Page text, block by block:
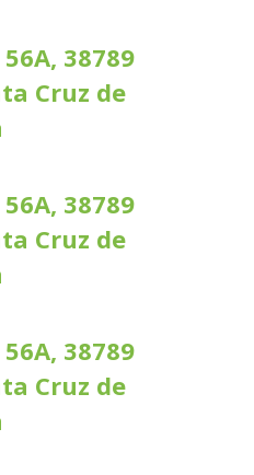
38789
Cruz de
38789
Cruz de
38789
Cruz de